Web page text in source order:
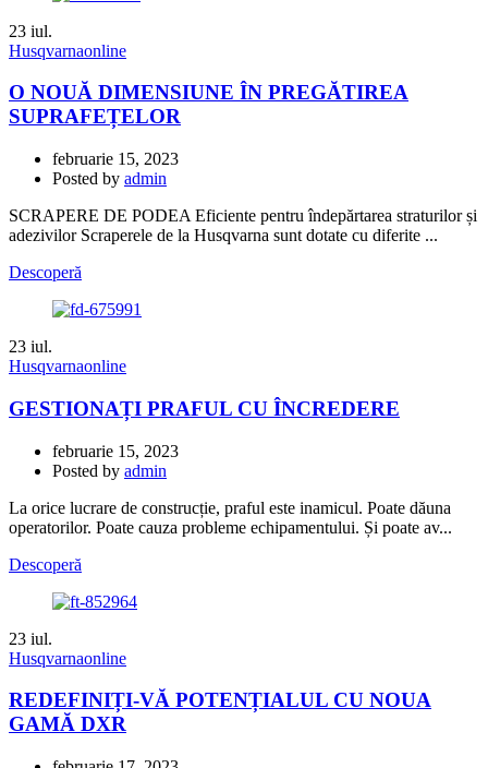
23 iul.
Husqvarnaonline
О NOUĂ DIMENSIUNE ÎN PREGĂTIREA
SUPRAFEȚELOR
februarie 15, 2023
Posted by admin
SCRAPERE DE PODEA Eficiente pentru îndepărtarea straturilor și
adezivilor Scraperele de la Husqvarna sunt dotate cu diferite ...
Descoperă
23 iul.
Husqvarnaonline
GESTIONAȚI PRAFUL CU ÎNCREDERE
februarie 15, 2023
Posted by admin
La orice lucrare de construcție, praful este inamicul. Poate dăuna
operatorilor. Poate cauza probleme echipamentului. Și poate av...
Descoperă
23 iul.
Husqvarnaonline
REDEFINIȚI-VĂ POTENȚIALUL CU NOUA
GAMĂ DXR